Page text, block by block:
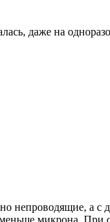
даже на
непроводящие, а
микрона.